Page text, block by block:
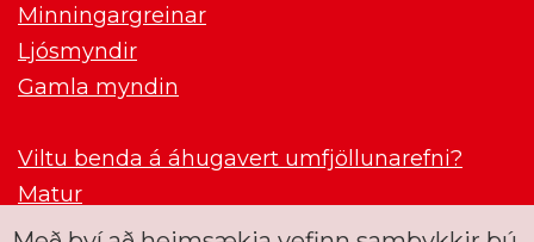
Minningargreinar
Ljósmyndir
Gamla myndin
Viltu benda á áhugavert umfjöllunarefni?
Matur